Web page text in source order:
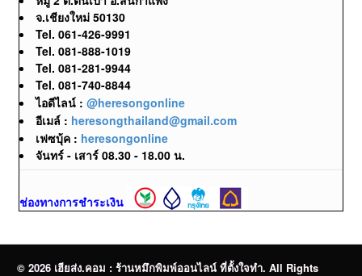
จ.เชียงใหม่ 50130
Tel. 061-426-9991
Tel. 081-888-1019
Tel. 081-281-9944
Tel. 081-740-8844
ไอดีไลน์ : @heresongonline
อีเมล์ : heresongthailand@gmail.com
เฟซบุ้ค : heresongonline
จันทร์ - เสาร์ 08.30 - 18.00 น.
ช่องทางการชำระเงิน
© 2026 เฮียส่ง.คอม : ร้านหมึกพิมพ์ออนไลน์ ที่ตั้งใจทำ. All Rights